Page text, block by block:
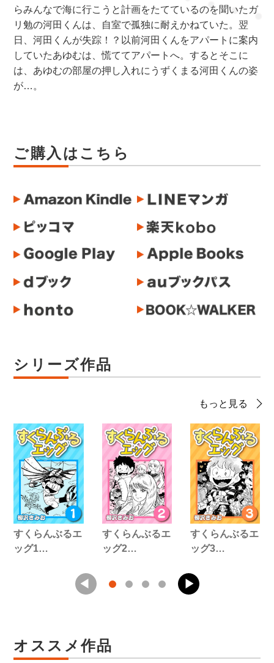
らみんなで海に行こうと計画をたてているのを聞いたガ
リ勉の河田くんは、自室で孤独に耐えかねていた。翌
日、河田くんが失踪！？以前河田くんをアパートに案内
していたあゆむは、慌ててアパートへ。するとそこに
は、あゆむの部屋の押し入れにうずくまる河田くんの姿
が…。
ご購入はこちら
シリーズ作品
もっと見る
すくらんぶるエ
ッグ1…
すくらんぶるエ
ッグ2…
すくらんぶるエ
ッグ3…
オススメ作品